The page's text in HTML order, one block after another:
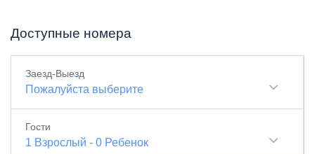
Доступные номера
Заезд-Выезд
Пожалуйста выберите
Гости
1 Взрослый - 0 Ребенок